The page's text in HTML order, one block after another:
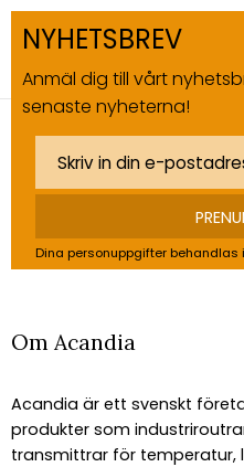
NYHETSBREV
Anmäl dig till vårt
senaste nyheterna!
Dina personuppgifter behandlas
Om Acandia
Acandia är ett svenskt
produkter som
transmittrar för temperatur,